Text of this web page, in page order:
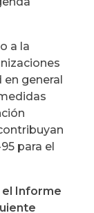
a la
en general
para el
el Informe